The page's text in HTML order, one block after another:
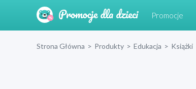
Promocje
Strona Główna > Produkty > Edukacja > Książki